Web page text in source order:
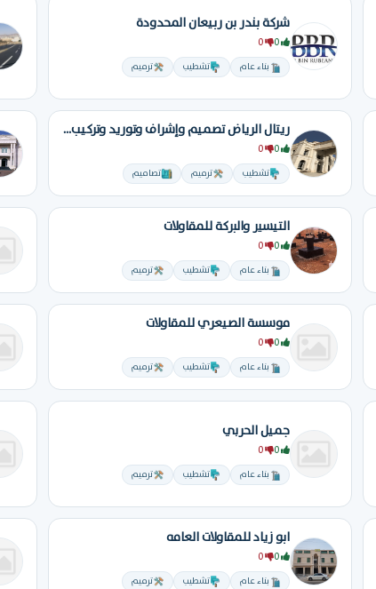
شركة بندر بن ربيعان المحدودة
0
0
بناء عام تشطيب ترميم
ريتال الرياض تصميم وإشراف وتوريد وتركيب حجر ورخام
0
0
تشطيب ترميم تصاميم
التيسير والبركة للمقاولات
0
0
بناء عام تشطيب ترميم
موسسة الصيعري للمقاولات
0
0
بناء عام تشطيب ترميم
جميل الحربي
0
0
بناء عام تشطيب ترميم
ابو زياد للمقاولات العامه
0
0
بناء عام تشطيب ترميم